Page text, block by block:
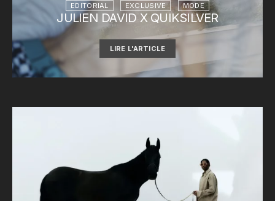
EDITORIAL EXCLUSIVE MODE
JULIEN DAVID X QUIKSILVER
LIRE L'ARTICLE